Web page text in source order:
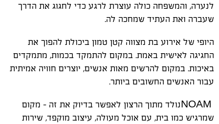
לנערה, והמשפחה כולה עוצרת לרגע כדי לחגוג את הדרך
שעברה ואת העתיד שמחכה לה.
היופי של אירוע בת מצווה קטן טמון ביכולת להפוך את
החגיגה לאישית באמת. במקום להתמקד בכמות, מתמקדים
באיכות. במקום להרשים מאות אנשים, יוצרים חוויה אמיתית
עבור האנשים החשובים ביותר.
נולד מתוך הרצון לאפשר בדיוק את זה – מקום
שמרגיש כמו בית, עם אוכל מעולה, עיצוב מוקפד, שירות